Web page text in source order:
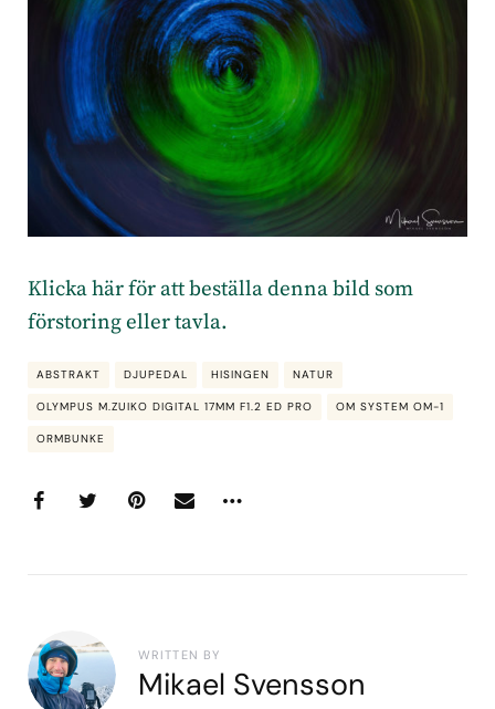
Klicka här för att beställa denna bild som
förstoring eller tavla.
ABSTRAKT DJUPEDAL HISINGEN NATUR
OLYMPUS M.ZUIKO DIGITAL 17MM F1.2 ED PRO OM SYSTEM OM-1
ORMBUNKE
WRITTEN BY
Mikael Svensson